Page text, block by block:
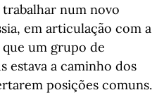
num novo
em articulação com a
um grupo de
estava a caminho dos
posições comuns.